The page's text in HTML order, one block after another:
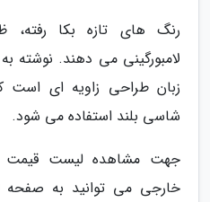
رنگ های تازه بکا رفته،
لامبورگینی می دهند. نوشته
زبان طراحی زاویه ای است
شاسی بلند استفاده می شود.
جهت مشاهده لیست قیمت
خارجی می توانید به